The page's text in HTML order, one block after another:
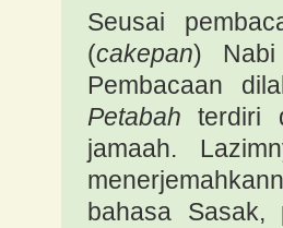
Seusai
(cakepan) Nabi
Pembacaan
Petabah terdiri
jamaah.
bahasa